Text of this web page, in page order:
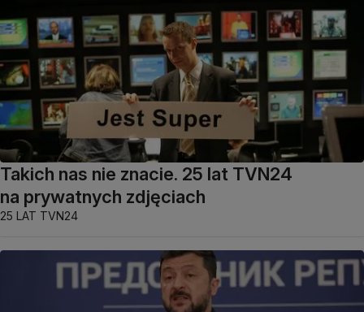
Takich nas nie znacie. 25 lat TVN24
na prywatnych zdjęciach
25 LAT TVN24